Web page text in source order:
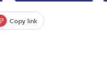
Copy link